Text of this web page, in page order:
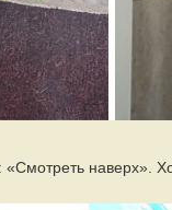
«Смотреть наверх».